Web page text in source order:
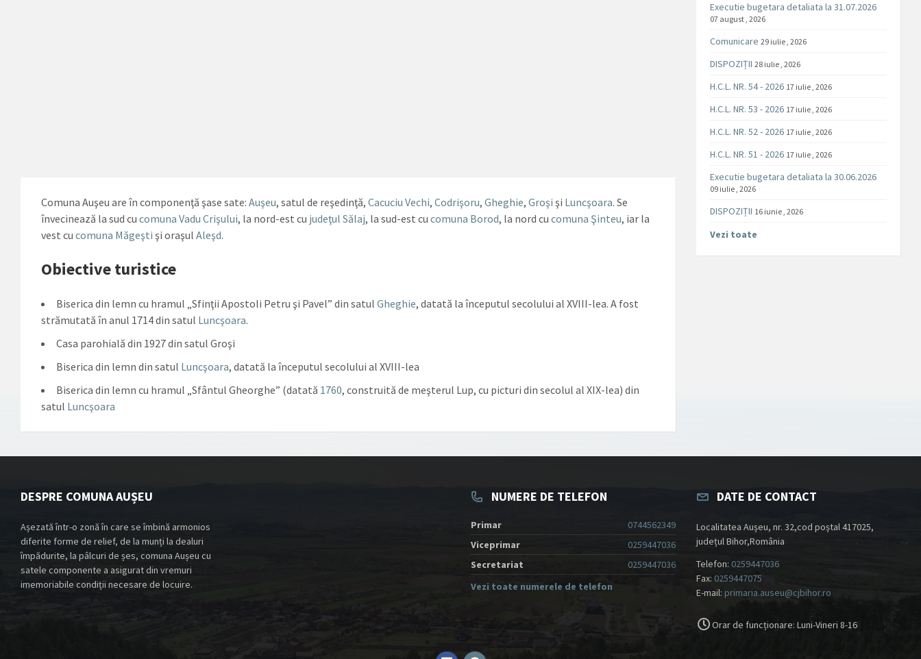
Comuna Auşeu are în componenţă şase sate: Auşeu, satul de reşedinţă, Cacuciu Vechi, Codrişoru, Gheghie, Groşi şi Luncşoara. Se
învecinează la sud cu comuna Vadu Crişului, la nord-est cu judeţul Sălaj, la sud-est cu comuna Borod, la nord cu comuna Şinteu, iar la
vest cu comuna Măgeşti şi oraşul Aleşd.
Obiective turistice
Biserica din lemn cu hramul „Sfinţii Apostoli Petru şi Pavel” din satul Gheghie, datată la începutul secolului al XVIII-lea. A fost
strămutată în anul 1714 din satul Luncşoara.
Casa parohială din 1927 din satul Groşi
Biserica din lemn din satul Luncşoara, datată la începutul secolului al XVIII-lea
Biserica din lemn cu hramul „Sfântul Gheorghe” (datată 1760, construită de meşterul Lup, cu picturi din secolul al XIX-lea) din
satul Luncşoara
Executie bugetara detaliata la 31.07.2026
07 august , 2026
Comunicare 29 iulie , 2026
DISPOZIȚII 28 iulie , 2026
H.C.L. NR. 54 - 2026 17 iulie , 2026
H.C.L. NR. 53 - 2026 17 iulie , 2026
H.C.L. NR. 52 - 2026 17 iulie , 2026
H.C.L. NR. 51 - 2026 17 iulie , 2026
Executie bugetara detaliata la 30.06.2026
09 iulie , 2026
DISPOZIȚII 16 iunie , 2026
Vezi toate
DESPRE COMUNA AUȘEU
Așezată într-o zonă în care se îmbină armonios
diferite forme de relief, de la munți la dealuri
împădurite, la pâlcuri de șes, comuna Aușeu cu
satele componente a asigurat din vremuri
imemoriabile condiții necesare de locuire.
NUMERE DE TELEFON
Primar
0744562349
Viceprimar
0259447036
Secretariat
0259447036
Vezi toate numerele de telefon
DATE DE CONTACT
Localitatea Aușeu, nr. 32,cod poștal 417025,
județul Bihor,România
Telefon: 0259447036
Fax: 0259447075
E-mail: primaria.auseu@cjbihor.ro
Orar de funcționare: Luni-Vineri 8-16